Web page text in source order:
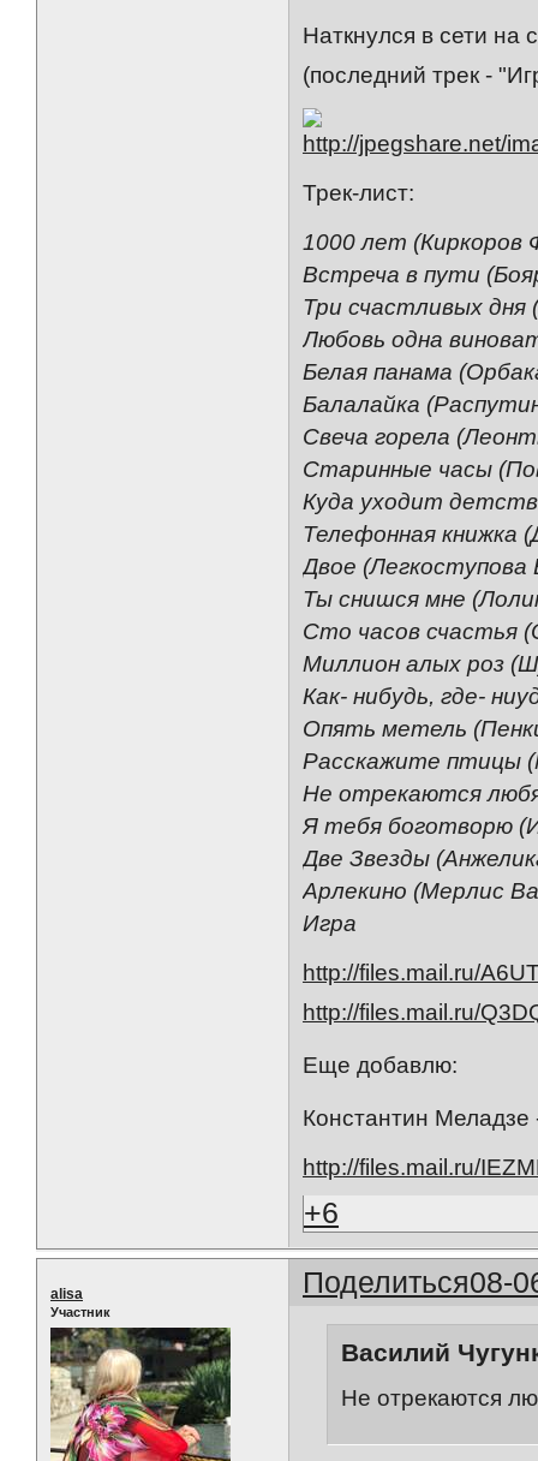
Наткнулся в сети на
(последний трек -
Трек-лист:
1000 лет (Киркоров
Встреча в пути
Три счастливых
Любовь одна
Белая панама
Балалайка
Свеча горела
Старинные часы
Куда уходит
Телефонная книжка
Двое (Легкоступова
Ты снишся мне
Сто часов счастья
Миллион алых роз
Как- нибудь, где-
Опять метель
Расскажите птицы
Не отрекаются
Я тебя боготворю
Две Звезды
Арлекино (Мерлис
Игра
http://files.mail.ru/
http://files.mail.ru/
Еще добавлю:
Константин Меладзе
http://files.mail.ru/
+6
Поделиться08-
alisa
Участник
Василий
Не отрекаются